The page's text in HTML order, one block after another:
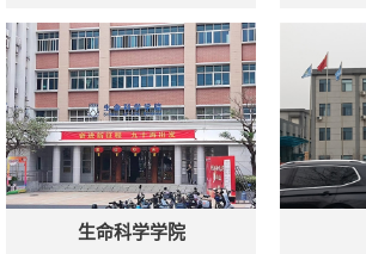
生命科学学院